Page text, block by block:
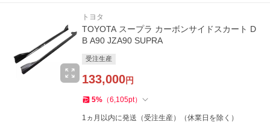
トヨタ
TOYOTA スープラ カーボンサイドスカート D
B A90 JZA90 SUPRA
受注生産
133,000円
5% （6,105pt）
1ヵ月以内に発送（受注生産）（休業日を除く）